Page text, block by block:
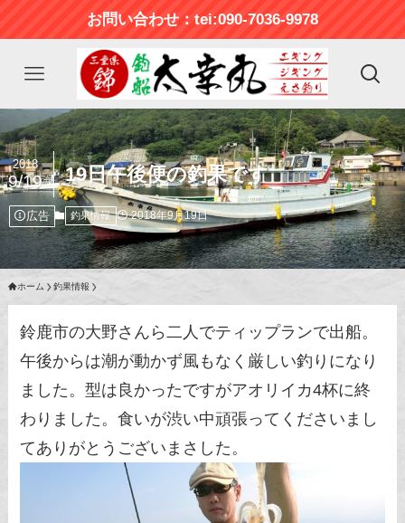
お問い合わせ：tei:090-7036-9978
19日午後便の釣果です
2018
9/19
広告 釣果情報 2018年9月19日
ホーム 釣果情報
鈴鹿市の大野さんら二人でティップランで出船。
午後からは潮が動かず風もなく厳しい釣りになり
ました。型は良かったですがアオリイカ4杯に終
わりました。食いが渋い中頑張ってくださいまし
てありがとうございまさした。